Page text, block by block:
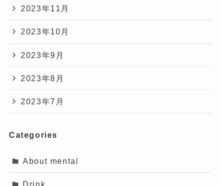
2023年11月
2023年10月
2023年9月
2023年8月
2023年7月
Categories
About mental
Drink